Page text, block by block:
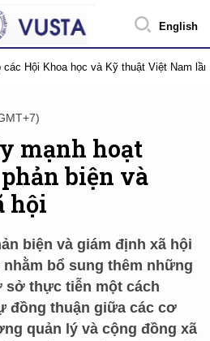
English
các Hội Khoa học và Kỹ thuật Việt Nam
mạnh hoạt
biện và
hội
biện và giám định xã hội
bổ sung thêm những
sở thực tiễn một cách
đồng thuận giữa các cơ
quản lý và cộng đồng xã